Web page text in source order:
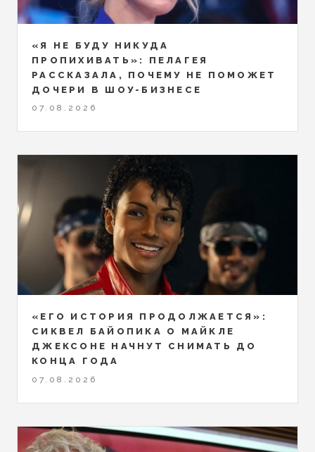
«Я НЕ БУДУ НИКУДА
ПРОПИХИВАТЬ»: ПЕЛАГЕЯ
РАССКАЗАЛА, ПОЧЕМУ НЕ ПОМОЖЕТ
ДОЧЕРИ В ШОУ-БИЗНЕСЕ
07.08.2026
«ЕГО ИСТОРИЯ ПРОДОЛЖАЕТСЯ»:
СИКВЕЛ БАЙОПИКА О МАЙКЛЕ
ДЖЕКСОНЕ НАЧНУТ СНИМАТЬ ДО
КОНЦА ГОДА
07.08.2026